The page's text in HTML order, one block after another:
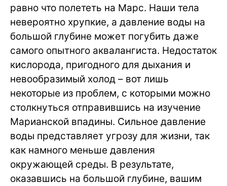
равно что полететь на Марс. Наши тела
невероятно хрупкие, а давление воды на
большой глубине может погубить даже
самого опытного аквалангиста. Недостаток
кислорода, пригодного для дыхания и
невообразимый холод – вот лишь
некоторые из проблем, с которыми можно
столкнуться отправившись на изучение
Марианской впадины. Сильное давление
воды представляет угрозу для жизни, так
как намного меньше давления
окружающей среды. В результате,
оказавшись на большой глубине, вашим